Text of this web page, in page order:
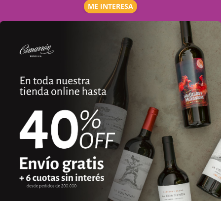
ME INTERESA